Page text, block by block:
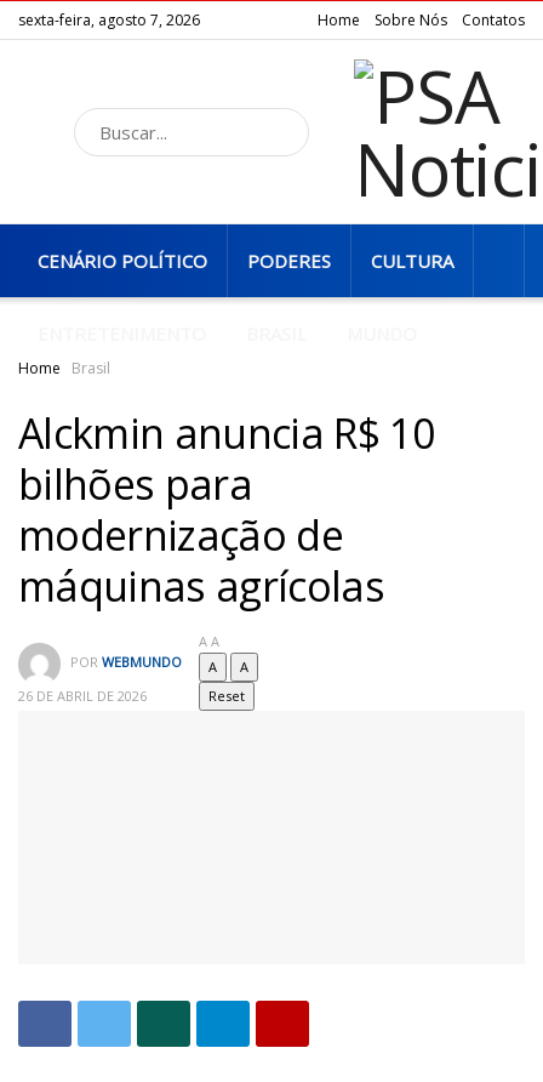
sexta-feira, agosto 7, 2026 Home Sobre Nós Contatos
ACONTECIMENTOS
CENÁRIO POLÍTICO PODERES CULTURA
Home Brasil
Alckmin anuncia R$ 10
bilhões para
modernização de
máquinas agrícolas
POR WEBMUNDO
26 DE ABRIL DE 2026
A A
A
A
Reset